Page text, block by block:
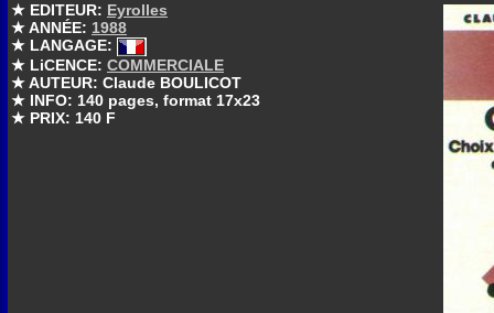
★ EDITEUR: Eyrolles
★ ANNÉE: 1988
★ LANGAGE:
★ LiCENCE: COMMERCIALE
★ AUTEUR: Claude BOULICOT
★ INFO: 140 pages, format 17x23
★ PRIX: 140 F